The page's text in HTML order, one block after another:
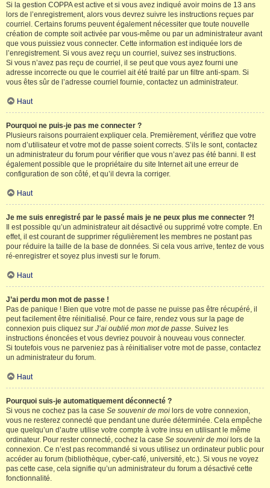
Si la gestion COPPA est active et si vous avez indiqué avoir moins de 13 ans
lors de l’enregistrement, alors vous devrez suivre les instructions reçues par
courriel. Certains forums peuvent également nécessiter que toute nouvelle
création de compte soit activée par vous-même ou par un administrateur avant
que vous puissiez vous connecter. Cette information est indiquée lors de
l’enregistrement. Si vous avez reçu un courriel, suivez ses instructions.
Si vous n’avez pas reçu de courriel, il se peut que vous ayez fourni une
adresse incorrecte ou que le courriel ait été traité par un filtre anti-spam. Si
vous êtes sûr de l’adresse courriel fournie, contactez un administrateur.
Haut
Pourquoi ne puis-je pas me connecter ?
Plusieurs raisons pourraient expliquer cela. Premièrement, vérifiez que votre
nom d’utilisateur et votre mot de passe soient corrects. S’ils le sont, contactez
un administrateur du forum pour vérifier que vous n’avez pas été banni. Il est
également possible que le propriétaire du site Internet ait une erreur de
configuration de son côté, et qu’il devra la corriger.
Haut
Je me suis enregistré par le passé mais je ne peux plus me connecter ?!
Il est possible qu’un administrateur ait désactivé ou supprimé votre compte. En
effet, il est courant de supprimer régulièrement les membres ne postant pas
pour réduire la taille de la base de données. Si cela vous arrive, tentez de vous
ré-enregistrer et soyez plus investi sur le forum.
Haut
J’ai perdu mon mot de passe !
Pas de panique ! Bien que votre mot de passe ne puisse pas être récupéré, il
peut facilement être réinitialisé. Pour ce faire, rendez vous sur la page de
connexion puis cliquez sur J’ai oublié mon mot de passe. Suivez les
instructions énoncées et vous devriez pouvoir à nouveau vous connecter.
Si toutefois vous ne parveniez pas à réinitialiser votre mot de passe, contactez
un administrateur du forum.
Haut
Pourquoi suis-je automatiquement déconnecté ?
Si vous ne cochez pas la case Se souvenir de moi lors de votre connexion,
vous ne resterez connecté que pendant une durée déterminée. Cela empêche
que quelqu’un d’autre utilise votre compte à votre insu en utilisant le même
ordinateur. Pour rester connecté, cochez la case Se souvenir de moi lors de la
connexion. Ce n’est pas recommandé si vous utilisez un ordinateur public pour
accéder au forum (bibliothèque, cyber-café, université, etc.). Si vous ne voyez
pas cette case, cela signifie qu’un administrateur du forum a désactivé cette
fonctionnalité.